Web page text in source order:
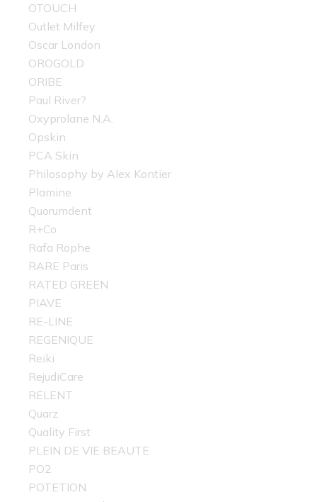
OTOUCH
Outlet Milfey
Oscar London
OROGOLD
ORIBE
Paul River?
Oxyprolane N.A.
Opskin
PCA Skin
Philosophy by Alex Kontier
Plamine
Quorumdent
R+Co
Rafa Rophe
RARE Paris
RATED GREEN
PIAVE
RE-LINE
REGENIQUE
Reiki
RejudiCare
RELENT
Quarz
Quality First
PLEIN DE VIE BEAUTE
PO2
POTETION